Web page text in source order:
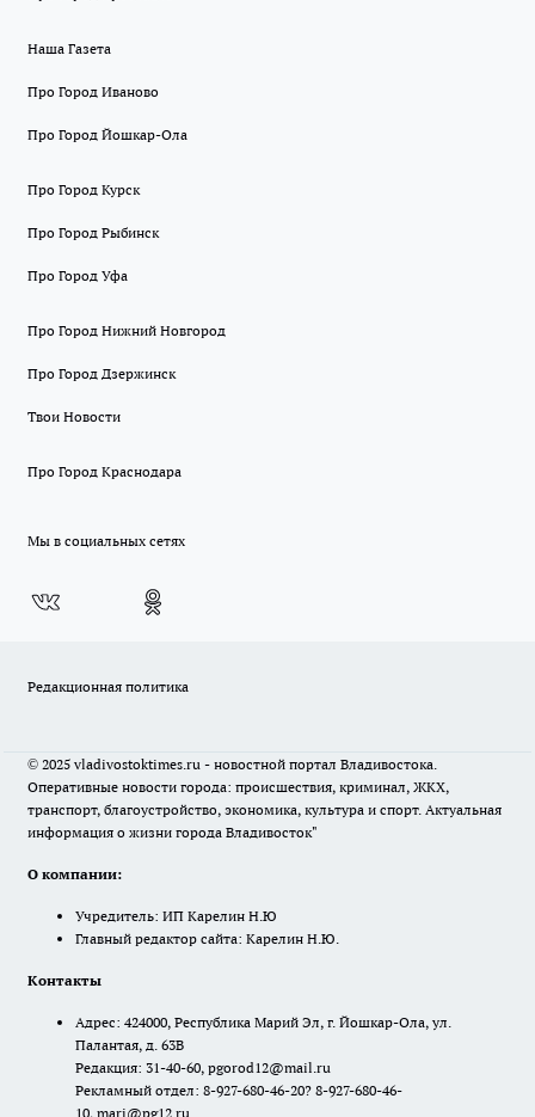
Наша Газета
Про Город Иваново
Про Город Йошкар-Ола
Про Город Курск
Про Город Рыбинск
Про Город Уфа
Про Город Нижний Новгород
Про Город Дзержинск
Твои Новости
Про Город Краснодара
Мы в социальных сетях
Редакционная политика
© 2025 vladivostoktimes.ru - новостной портал Владивостока.
Оперативные новости города: происшествия, криминал, ЖКХ,
транспорт, благоустройство, экономика, культура и спорт. Актуальная
информация о жизни города Владивосток"
О компании:
Учредитель: ИП Карелин Н.Ю
Главный редактор сайта: Карелин Н.Ю.
Контакты
Адрес: 424000, Республика Марий Эл, г. Йошкар-Ола, ул.
Палантая, д. 63В
Редакция: 31-40-60, pgorod12@mail.ru
Рекламный отдел: 8-927-680-46-20? 8-927-680-46-
10, mari@pg12.ru